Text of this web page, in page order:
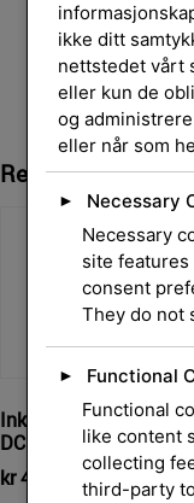
Relaterte
Ink Cart/Black Blister
DCP-J315W
kr465,00 eksl. mva.
ikke ditt
nettstedet vårt
eller kun de
og
eller når som
► Necessary
Necessary
site
consent
They do not
►
Functional
Functional
like content
collecting
third-party